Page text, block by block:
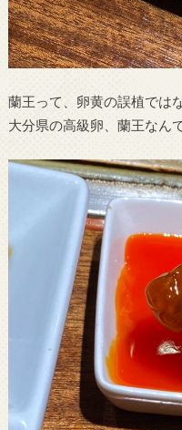
蘭王って、卵黄の誤植では
大分県の高級卵、蘭王なんで